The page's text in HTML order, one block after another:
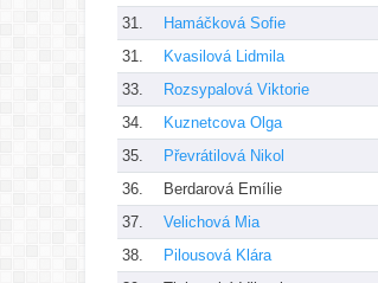
31.
Hamáčková Sofie
31.
Kvasilová Lidmila
33.
Rozsypalová Viktorie
34.
Kuznetcova Olga
35.
Převrátilová Nikol
36.
Berdarová Emílie
37.
Velichová Mia
38.
Pilousová Klára